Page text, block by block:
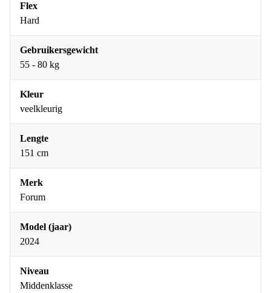
Flex
Hard
Gebruikersgewicht
55 - 80 kg
Kleur
veelkleurig
Lengte
151 cm
Merk
Forum
Model (jaar)
2024
Niveau
Middenklasse